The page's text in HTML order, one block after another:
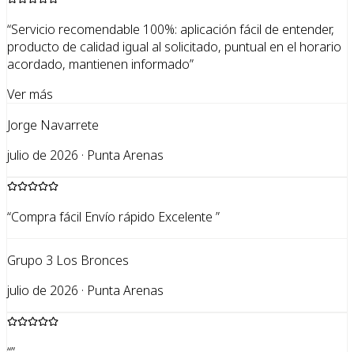
“Servicio recomendable 100%: aplicación fácil de entender,
producto de calidad igual al solicitado, puntual en el horario
acordado, mantienen informado”
Ver más
Jorge Navarrete
julio de 2026 · Punta Arenas
“Compra fácil Envío rápido Excelente ”
Grupo 3 Los Bronces
julio de 2026 · Punta Arenas